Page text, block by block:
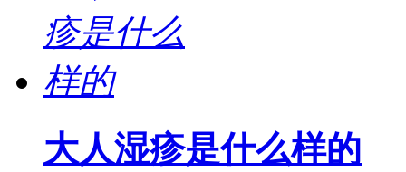
大人湿疹是什么样的